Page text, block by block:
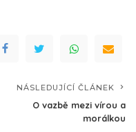
NÁSLEDUJÍCÍ ČLÁNEK
O vazbě mezi vírou a
morálkou